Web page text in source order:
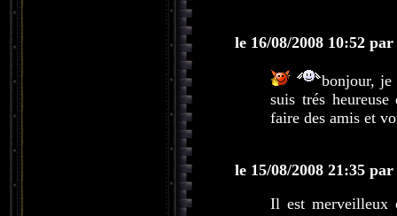
le 16/08/2008 10:52 par
bonjour, je
suis trés
faire des amis et
le 15/08/2008 21:35 par
Il est merveilleux